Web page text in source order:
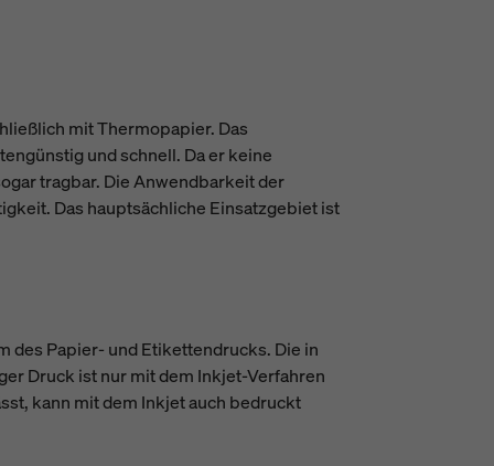
mit Thermopapier. Das
und schnell. Da er keine
tragbar. Die Anwendbarkeit der
Das hauptsächliche Einsatzgebiet ist
des Papier- und Etikettendrucks. Die in
Druck ist nur mit dem Inkjet-Verfahren
kann mit dem Inkjet auch bedruckt